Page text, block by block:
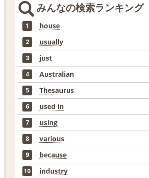
みんなの検索ランキング
1 house
2 usually
3 just
4 Australian
5 Thesaurus
6 used in
7 using
8 various
9 because
10 industry